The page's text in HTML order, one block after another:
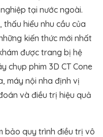
tại nước ngoài.
hiểu nhu cầu của
kiến thức mới nhất
được trang bị hệ
chụp phim 3D CT Cone
máy nội nha định vị
và điều trị hiệu quả
bảo quy trình điều trị vô